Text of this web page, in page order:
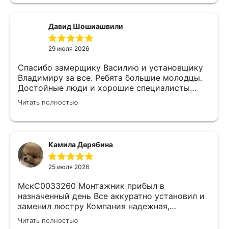
Давид Шошиашвили
29 июля 2026
Спасибо замерщику Василию и установщику
Владимиру за все. Ребята большие молодцы.
Достойные люди и хорошие специалисты
своего дела. Молодцы просто, нет слов.
Читать полностью
Камила Дерябина
25 июля 2026
МскС0033260 Монтажник прибыл в
назначенный день Все аккуратно установил и
заменил люстру Компания надежная,
изначально был заключен договор с
замерщиком Делают приятные скидки Не
Читать полностью